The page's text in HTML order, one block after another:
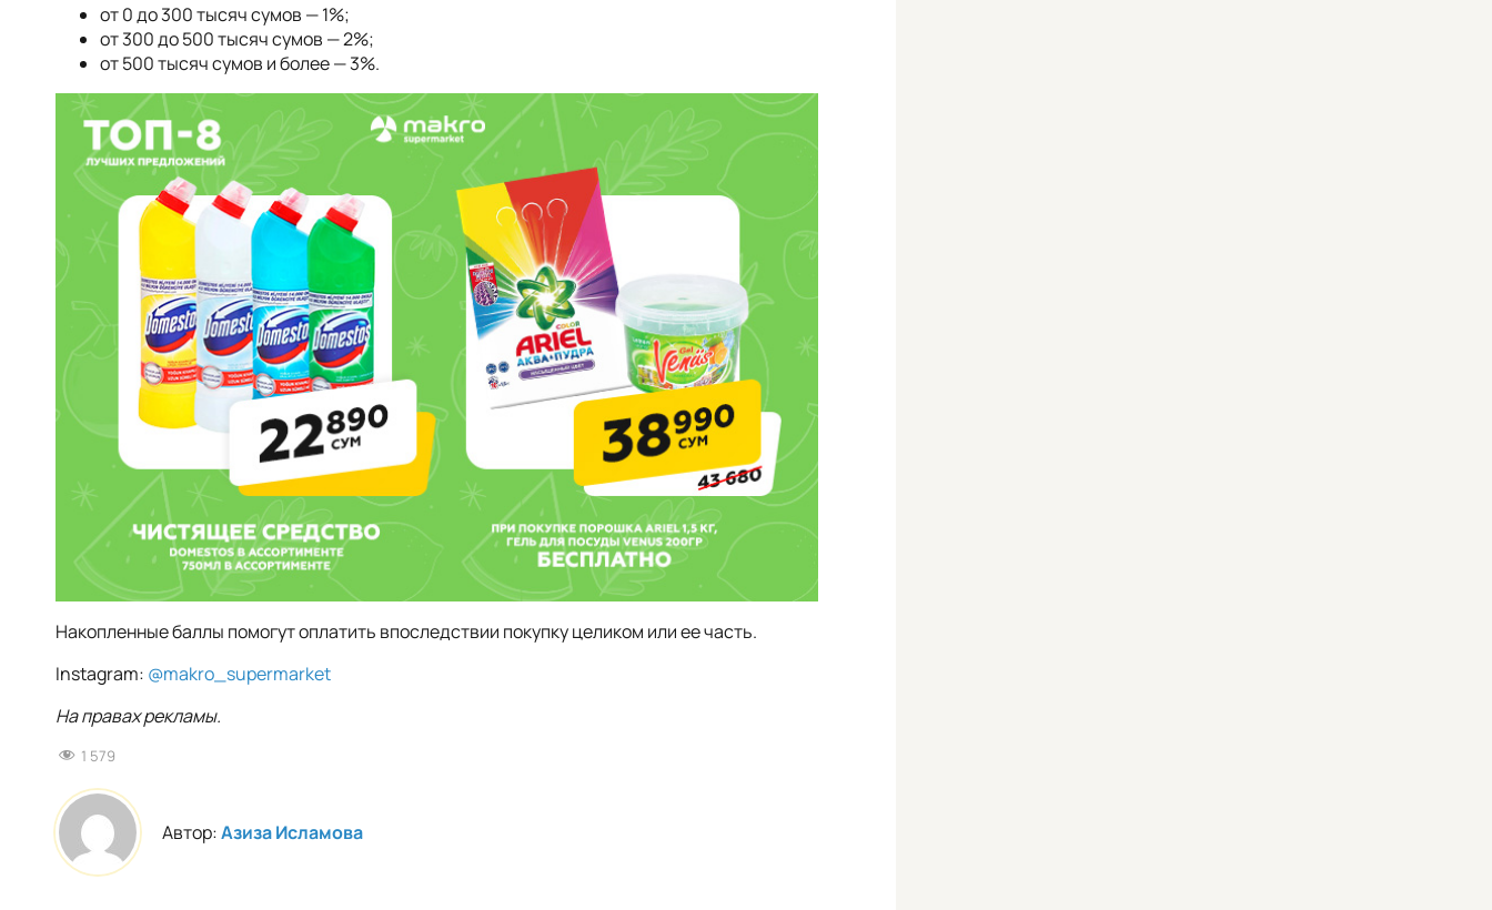
от 0 до 300 тысяч сумов — 1%;
от 300 до 500 тысяч сумов — 2%;
от 500 тысяч сумов и более — 3%.
Накопленные баллы помогут оплатить впоследствии покупку целиком или ее часть.
Instagram: @makro_supermarket
На правах рекламы.
1 579
Автор:Азиза Исламова